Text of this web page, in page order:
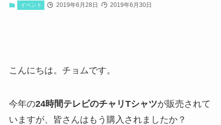
イベント 2019年6月28日 2019年6月30日
こんにちは。チョムです。
今年の24時間テレビのチャリTシャツが販売されて
いますが、皆さんはもう購入されましたか？